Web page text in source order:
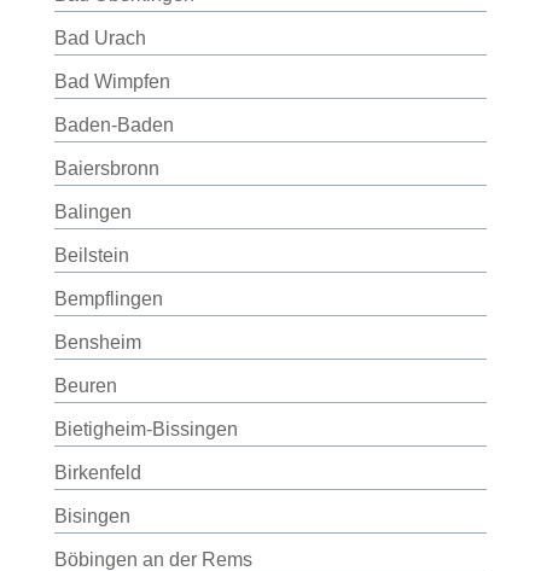
Bad Urach
Bad Wimpfen
Baden-Baden
Baiersbronn
Balingen
Beilstein
Bempflingen
Bensheim
Beuren
Bietigheim-Bissingen
Birkenfeld
Bisingen
Böbingen an der Rems